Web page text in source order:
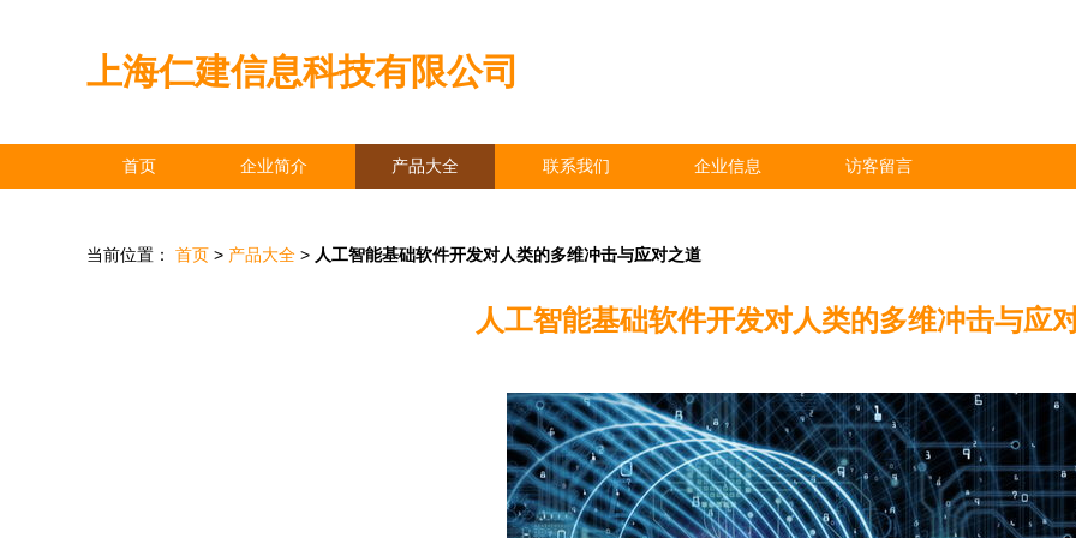
上海仁建信息科技有限公司
首页 企业简介 产品大全 联系我们 企业信息 访客留言
当前位置： 首页 > 产品大全 > 人工智能基础软件开发对人类的多维冲击与应对之道
人工智能基础软件开发对人类的多维冲击与应